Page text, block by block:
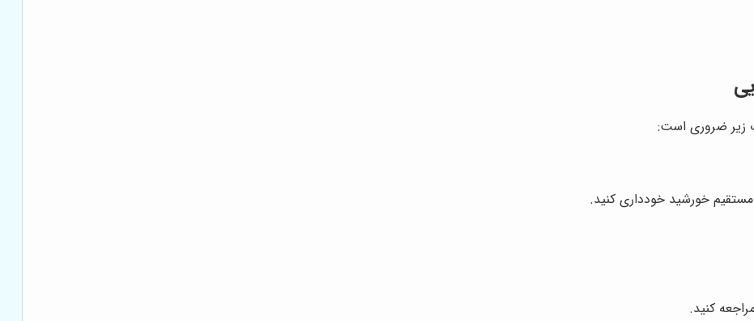
مستقیم خورشید خودداری کنید.
کنید.